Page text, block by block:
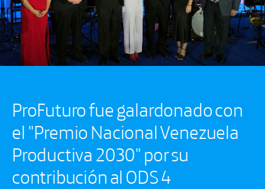
ProFuturo fue galardonado con
el "Premio Nacional Venezuela
Productiva 2030" por su
contribución al ODS 4